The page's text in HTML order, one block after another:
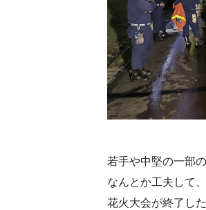
若手や中堅の一部
なんとか工夫して
花火大会が終了し